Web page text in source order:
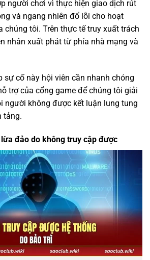
người chơi vì thực hiện giao dịch rút
và ngang nhiên đổ lỗi cho hoạt
chúng tôi. Trên thực tế truy xuất trách
nhân xuất phát từ phía nhà mạng và
sự cố này hội viên cần nhanh chóng
trợ của cổng game để chúng tôi giải
người không được kết luận lung tung
tảng.
lừa đảo do không truy cập được